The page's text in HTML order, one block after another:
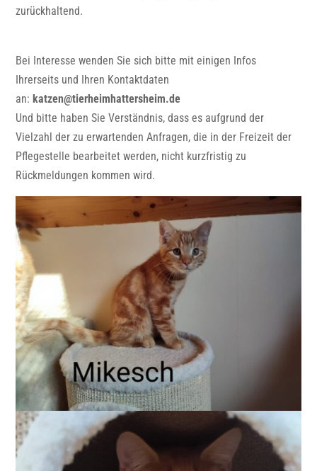
zurückhaltend.
Bei Interesse wenden Sie sich bitte mit einigen Infos
Ihrerseits und Ihren Kontaktdaten
an: katzen@tierheimhattersheim.de
Und bitte haben Sie Verständnis, dass es aufgrund der
Vielzahl der zu erwartenden Anfragen, die in der Freizeit der
Pflegestelle bearbeitet werden, nicht kurzfristig zu
Rückmeldungen kommen wird.